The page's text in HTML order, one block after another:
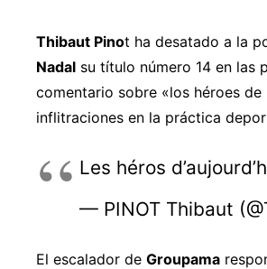
Thibaut Pinot ha desatado a la
Nadal su título número 14 en las
comentario sobre «los héroes
inflitraciones en la práctica
Les héros
— PINOT Thibaut
El escalador de Groupama